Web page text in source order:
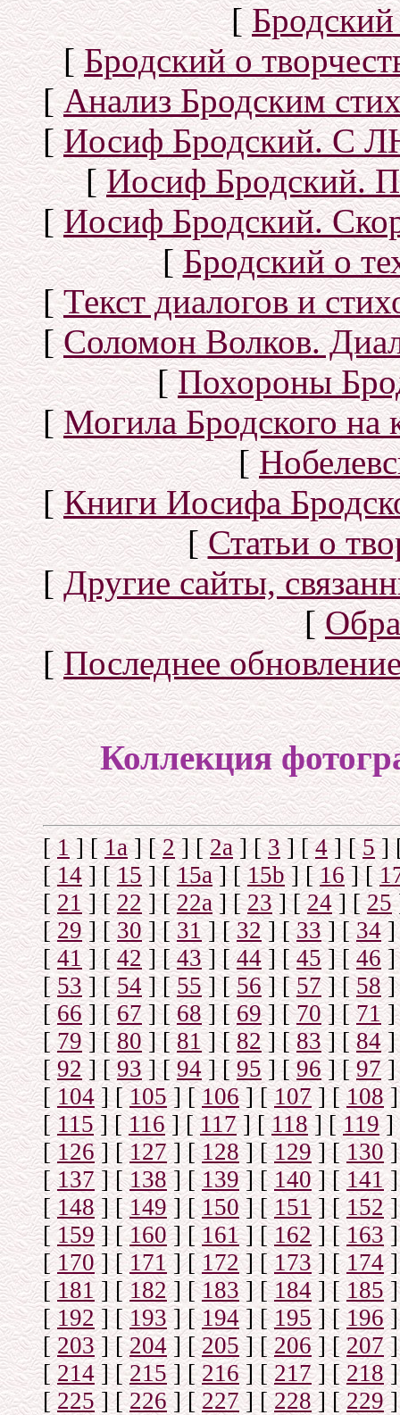
[
[Бродский о
[Анализ Бродским
[Иосиф Бродский. С
[Иосиф Бродский.
[Иосиф Бродский.
[Бродский о
[Текст диалогов и
[Соломон Волков.
[Похороны
[Могила Бродского
[
[Книги Иосифа
[Статьи о
[Другие сайты,
[
[Последнее
Коллекция
[1] [1а] [2] [2а] [3] [4] [5]
[14] [15] [15a] [15b] [16] [
[21] [22] [22a ] [23] [24] [25
[29] [30] [31] [32] [33] [34]
[41] [42 ] [43] [44] [45] [46]
[53] [54] [55] [56] [57] [58]
[66] [67] [68] [69] [70] [71]
[79] [80] [81] [82] [83] [84]
[92] [93] [94] [95] [96] [97]
[104] [105] [106] [107] [ 108]
[115] [116] [117] [118] [119]
[126] [127] [128] [129] [130]
[137] [138] [139] [140] [141]
[148] [149] [150] [151] [152]
[159] [160] [161] [162] [163]
[170] [171] [172] [173] [174]
[181] [182] [183] [184] [185]
[192] [193] [194] [195] [196]
[203] [204] [205] [206] [207]
[ 214] [215] [216] [217] [218]
[225] [226] [227] [228] [229]